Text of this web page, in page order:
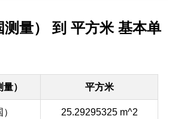
测量） 到 平方米 基本单
） 平方米
25.29295325 m^2